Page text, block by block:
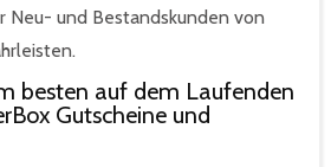
Neu- und Bestandskunden von
besten auf dem Laufenden
Gutscheine und